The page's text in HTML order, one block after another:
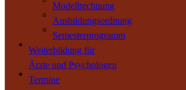
Modellrechnung
Ausbildungsordnung
Semesterprogramm
Weiterbildung für
Ärzte und Psychologen
Termine